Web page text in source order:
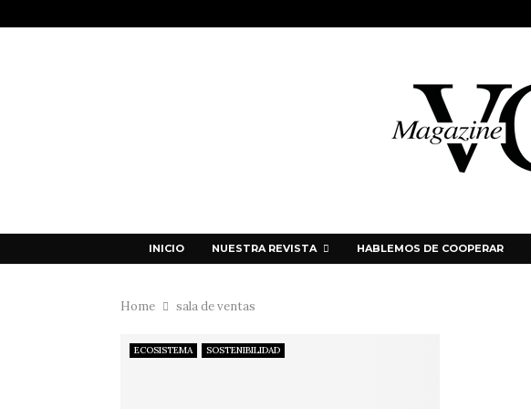
INICIO NUESTRA REVISTA HABLEMOS DE COOPERAR
Home sala de ventas
ECOSISTEMA SOSTENIBILIDAD